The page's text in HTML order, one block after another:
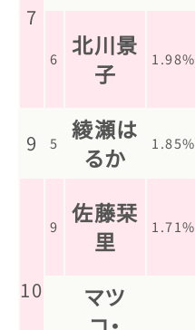
7
6
北川景
子
1.98%
9 5
綾瀬は
るか
1.85%
10
9
佐藤栞
里
1.71%
マツ